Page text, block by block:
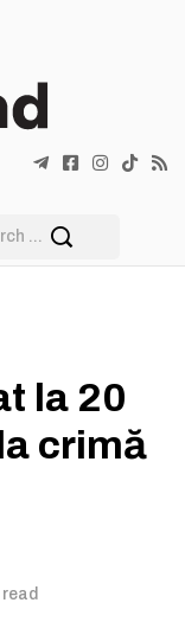
la 20
crimă
read